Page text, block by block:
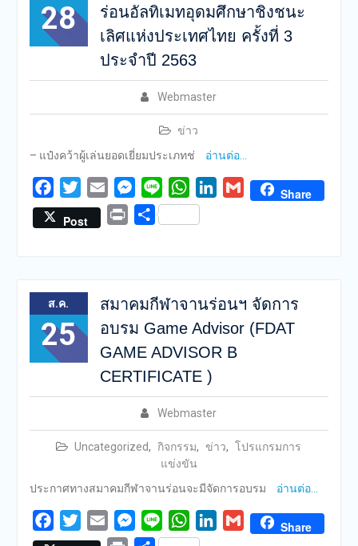
28
ร่อนอัลทิเมทอุดมศึกษาชิงชนะ
เลิศแห่งประเทศไทย ครั้งที่ 3
ประจำปี 2563
Webmaster
ข่าว
– แป๋งคว้าผู้เล่นยอดเยี่ยมประเภทช่
อ่านต่อ…
FacebookTwitterEmail Messenger
Line WhatsAppLinkedIn
Gmail Share
Post
Print Share
ส.ค.
25
สมาคมกีฬาจานร่อนฯ จัดการ
อบรม Game Advisor (FDAT
GAME ADVISOR B
CERTIFICATE )
Webmaster
Uncategorized, กิจกรรม, ข่าว, โปรแกรมการ
แข่งขัน
ประกาศทางสมาคมกีฬาจานร่อนจะมีจัดการอบรม
อ่านต่อ…
FacebookTwitterEmail Messenger
Line WhatsAppLinkedIn
Gmail Share